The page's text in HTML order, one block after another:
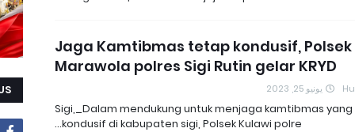
Jaga Kamtibmas tetap kondusif, Polsek
Marawola polres Sigi Rutin gelar KRYD
يونيو 25, 2023
Sigi,_Dalam mendukung untuk menjaga kamtibmas yang
kondusif di kabupaten sigi, Polsek Kulawi polre…